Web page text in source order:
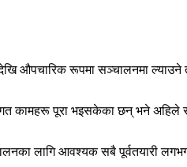
औपचारिक रूपमा सञ्चालनमा
कामहरू पूरा भइसकेका छन् भने अहिले
लागि आवश्यक सबै पूर्वतयारी